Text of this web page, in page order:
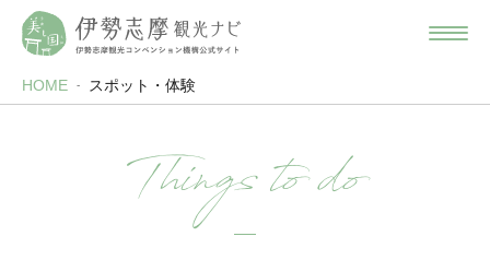
HOME スポット・体験
Things to do